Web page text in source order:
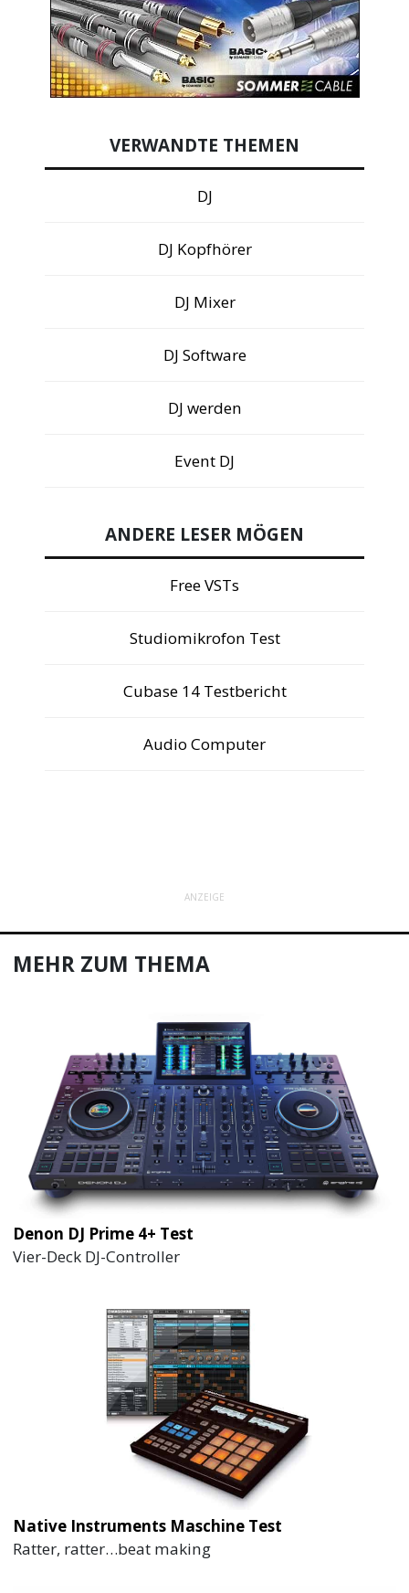
VERWANDTE THEMEN
DJ
DJ Kopfhörer
DJ Mixer
DJ Software
DJ werden
Event DJ
ANDERE LESER MÖGEN
Free VSTs
Studiomikrofon Test
Cubase 14 Testbericht
Audio Computer
ANZEIGE
MEHR ZUM THEMA
Denon DJ Prime 4+ Test
Vier-Deck DJ-Controller
Native Instruments Maschine Test
Ratter, ratter…beat making